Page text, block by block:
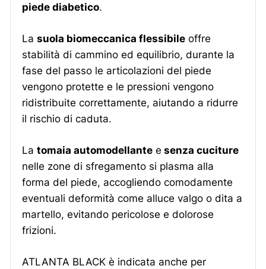
piede diabetico.
Lasuola biomeccanica flessibile offre
stabilità di cammino ed equilibrio, durante la
fase del passo le articolazioni del piede
vengono protette e le pressioni vengono
ridistribuite correttamente, aiutando a ridurre
il rischio di caduta.
Latomaia automodellante e senza cuciture
nelle zone di sfregamento si plasma alla
forma del piede, accogliendo comodamente
eventuali deformità come alluce valgo o dita a
martello, evitando pericolose e dolorose
frizioni.
ATLANTA BLACK è indicata anche per